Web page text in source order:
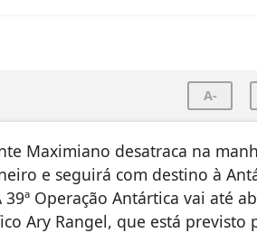
A-
Maximiano desatraca na
e seguirá com destino à
Operação Antártica vai até
Ary Rangel, que está